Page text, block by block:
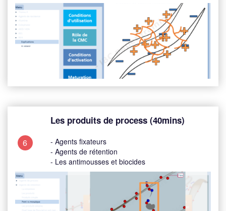
6
Les produits de process (40mins)
- Agents fixateurs
- Agents de rétention
- Les antimousses et biocides